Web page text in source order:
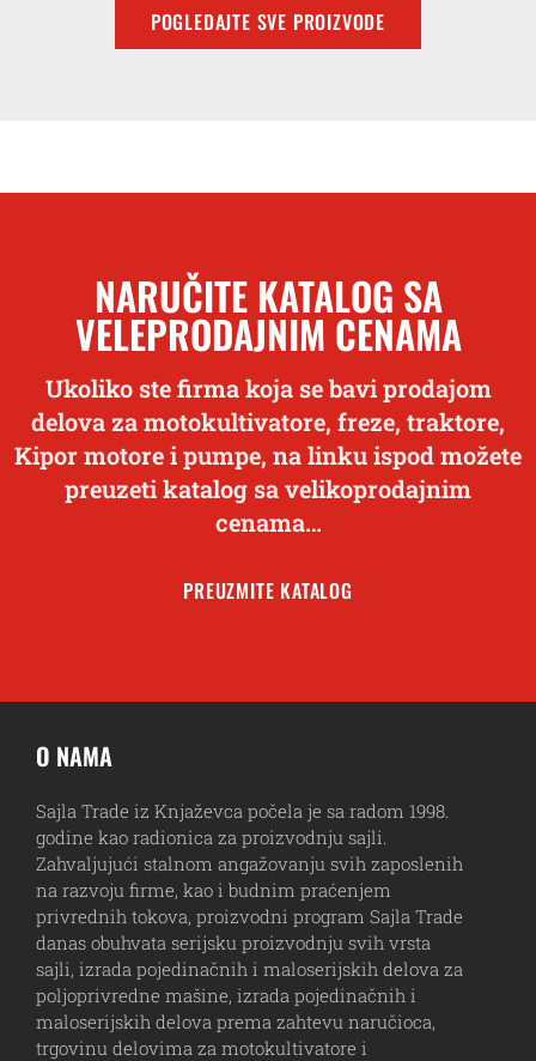
POGLEDAJTE SVE PROIZVODE
NARUČITE KATALOG SA
VELEPRODAJNIM CENAMA
Ukoliko ste firma koja se bavi prodajom
delova za motokultivatore, freze, traktore,
Kipor motore i pumpe, na linku ispod možete
preuzeti katalog sa velikoprodajnim
cenama…
PREUZMITE KATALOG
O NAMA
Sajla Trade iz Knjaževca počela je sa radom 1998.
godine kao radionica za proizvodnju sajli.
Zahvaljujući stalnom angažovanju svih zaposlenih
na razvoju firme, kao i budnim praćenjem
privrednih tokova, proizvodni program Sajla Trade
danas obuhvata serijsku proizvodnju svih vrsta
sajli, izrada pojedinačnih i maloserijskih delova za
poljoprivredne mašine, izrada pojedinačnih i
maloserijskih delova prema zahtevu naručioca,
trgovinu delovima za motokultivatore i